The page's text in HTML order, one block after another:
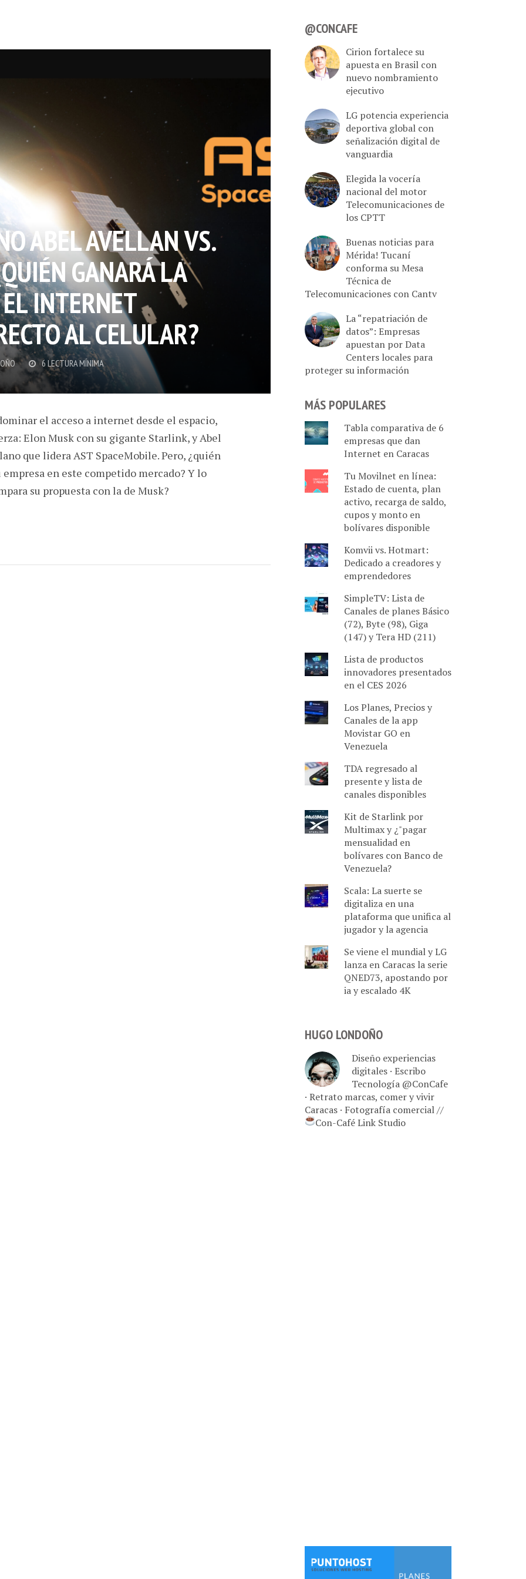
ABEL AVELLAN VS.
GANARÁ LA
INTERNET
AL CELULAR?
6 LECTURA MÍNIMA
el acceso a internet desde el espacio,
Elon Musk con su gigante Starlink, y Abel
que lidera AST SpaceMobile. Pero, ¿quién
empresa en este competido mercado? Y lo
su propuesta con la de Musk?
@CONCAFE
Cirion fortalece su
apuesta en Brasil con
nuevo nombramiento
ejecutivo
LG potencia experiencia
deportiva global con
señalización digital de
vanguardia
Elegida la vocería
nacional del motor
Telecomunicaciones de
los CPTT
Buenas noticias para
Mérida! Tucaní
conforma su Mesa
Técnica de
Telecomunicaciones con Cantv
La “repatriación de
datos”: Empresas
apuestan por Data
Centers locales para
proteger su información
MÁS POPULARES
Tabla comparativa de 6
empresas que dan
Internet en Caracas
Tu Movilnet en línea:
Estado de cuenta, plan
activo, recarga de saldo,
cupos y monto en
bolívares disponible
Komvii vs. Hotmart:
Dedicado a creadores y
emprendedores
SimpleTV: Lista de
Canales de planes Básico
(72), Byte (98), Giga
(147) y Tera HD (211)
Lista de productos
innovadores presentados
en el CES 2026
Los Planes, Precios y
Canales de la app
Movistar GO en
Venezuela
TDA regresado al
presente y lista de
canales disponibles
Kit de Starlink por
Multimax y ¿"pagar
mensualidad en
bolívares con Banco de
Venezuela?
Scala: La suerte se
digitaliza en una
plataforma que unifica al
jugador y la agencia
Se viene el mundial y LG
lanza en Caracas la serie
QNED73, apostando por
ia y escalado 4K
HUGO LONDOÑO
Diseño experiencias
digitales · Escribo
Tecnología @ConCafe
· Retrato marcas, comer y vivir
Caracas · Fotografía comercial //
Con-Café Link Studio